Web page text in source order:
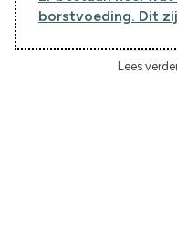
borstvoeding. Dit
Lees